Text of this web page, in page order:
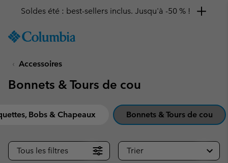
TO
SKIP
MAIN
SKIP
Remise de 10 % à saisir
Accessoires
Bonnets & Tours de cou
Bobs & Chapeaux Bonnets & Tours de cou
Tous les filtres Trier